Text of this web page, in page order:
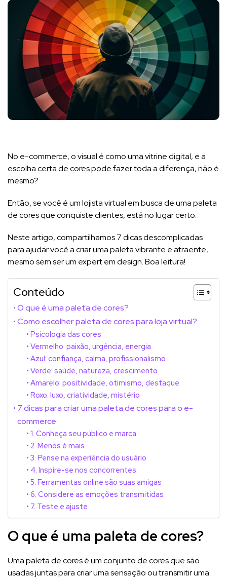
No e-commerce, o visual é como uma vitrine digital, e a
escolha certa de cores pode fazer toda a diferença, não é
mesmo?
Então, se você é um lojista virtual em busca de uma paleta
de cores que conquiste clientes, está no lugar certo.
Neste artigo, compartilhamos 7 dicas descomplicadas
para ajudar você a criar uma paleta vibrante e atraente,
mesmo sem ser um expert em design. Boa leitura!
Conteúdo
O que é uma paleta de cores?
Como escolher paleta de cores para loja virtual?
Psicologia das cores
Vermelho: paixão, urgência, energia
Azul: confiança, calma, profissionalismo
Verde: saúde, natureza, crescimento
Amarelo: positividade, otimismo, destaque
Roxo: luxo, criatividade, mistério
7 dicas para criar uma paleta de cores para o e-
commerce
1. Conheça seu público e marca
2. Menos é mais
3. Pense na experiência do usuário
4. Inspire-se nos concorrentes
5. Ferramentas online são suas amigas
6. Considere as emoções transmitidas
7. Teste e ajuste
O que é uma paleta de cores?
Uma paleta de cores é um conjunto de cores que são
usadas juntas para criar uma sensação ou transmitir uma